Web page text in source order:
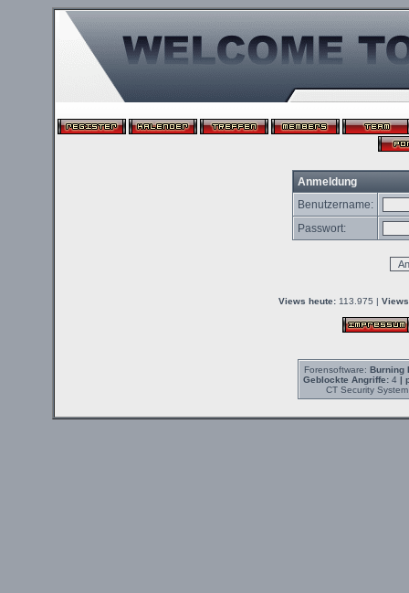
Anmeldung
Benutzername:
Passwort:
Views heute:113.975 |
Forensoftware: Burning
Geblockte Angriffe:4 |
CT Security